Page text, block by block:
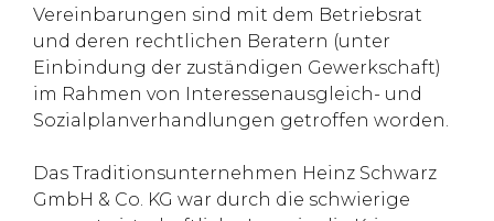
Vereinbarungen sind mit dem Betriebsrat
und deren rechtlichen Beratern (unter
Einbindung der zuständigen Gewerkschaft)
im Rahmen von Interessenausgleich- und
Sozialplanverhandlungen getroffen worden.
Das Traditionsunternehmen Heinz Schwarz
GmbH & Co. KG war durch die schwierige